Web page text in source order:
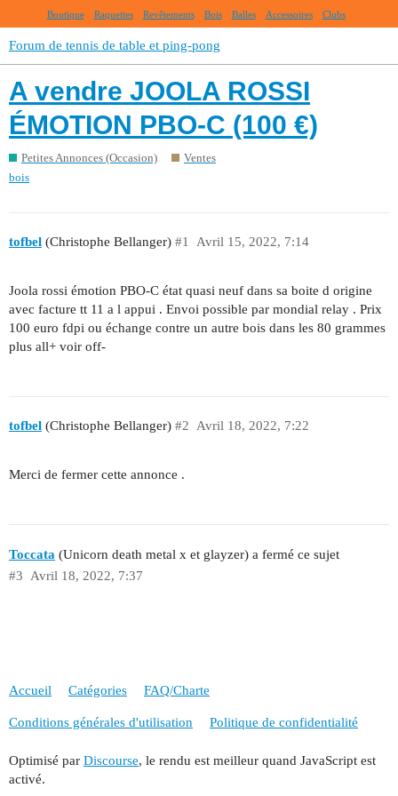
Boutique Raquettes Revêtements Bois Balles Accessoires Clubs
Forum de tennis de table et ping-pong
A vendre JOOLA ROSSI
ÉMOTION PBO-C (100 €)
Petites Annonces (Occasion)
Ventes
bois
tofbel (Christophe Bellanger) Avril 15, 2022, 7:14
#1
Joola rossi émotion PBO-C état quasi neuf dans sa boite d origine
avec facture tt 11 a l appui . Envoi possible par mondial relay . Prix
100 euro fdpi ou échange contre un autre bois dans les 80 grammes
plus all+ voir off-
tofbel (Christophe Bellanger) Avril 18, 2022, 7:22
#2
Merci de fermer cette annonce .
Toccata (Unicorn death metal x et glayzer) a fermé ce sujet
Avril 18, 2022, 7:37
#3
Accueil Catégories FAQ/Charte
Conditions générales d'utilisation Politique de confidentialité
Optimisé par Discourse, le rendu est meilleur quand JavaScript est
activé.